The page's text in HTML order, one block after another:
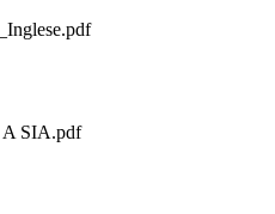
SIA.pdf